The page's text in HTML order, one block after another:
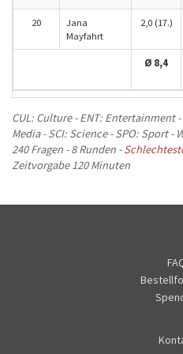
20
Jana
Mayfahrt
2,0 (17.)
Ø 8,4
CUL: Culture - ENT: Entertainment
Media - SCI: Science - SPO: Sport -
240 Fragen - 8 Runden -
Zeitvorgabe 120 Minuten